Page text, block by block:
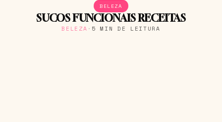
BELEZA
SUCOS FUNCIONAIS RECEITAS
BELEZA · 5 MIN DE LEITURA